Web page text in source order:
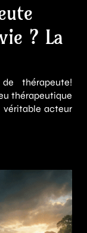
? La
thérapeute!
thérapeutique
véritable acteur